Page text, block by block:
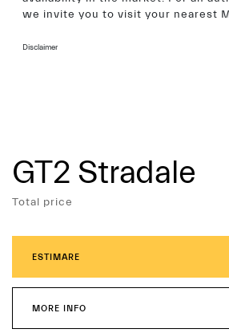
we invite you to visit your nearest
Disclaimer
Services
GT2 Stradale
Total price
ESTIMARE
MORE INFO